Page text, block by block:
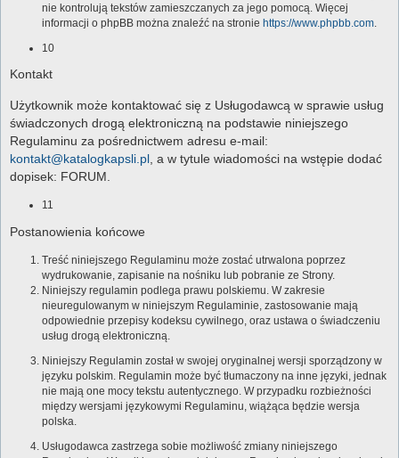
nie kontrolują tekstów zamieszczanych za jego pomocą. Więcej
informacji o phpBB można znaleźć na stronie https://www.phpbb.com
10
Kontakt
Użytkownik może kontaktować się z Usługodawcą w sprawie usług
świadczonych drogą elektroniczną na podstawie niniejszego
Regulaminu za pośrednictwem adresu e-mail:
kontakt@katalogkapsli.pl , a w tytule wiadomości na wstępie dodać
dopisek: FORUM.
11
Postanowienia końcowe
Treść niniejszego Regulaminu może zostać utrwalona poprzez
wydrukowanie, zapisanie na nośniku lub pobranie ze Strony.
Niniejszy regulamin podlega prawu polskiemu. W zakresie
nieuregulowanym w niniejszym Regulaminie, zastosowanie mają
odpowiednie przepisy kodeksu cywilnego, oraz ustawa o świadczeniu
usług drogą elektroniczną.
Niniejszy Regulamin został w swojej oryginalnej wersji sporządzony w
języku polskim. Regulamin może być tłumaczony na inne języki, jednak
nie mają one mocy tekstu autentycznego. W przypadku rozbieżności
między wersjami językowymi Regulaminu, wiążąca będzie wersja
polska.
Usługodawca zastrzega sobie możliwość zmiany niniejszego